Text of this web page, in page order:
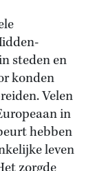
steden en
konden
Velen
in
hebben
leven